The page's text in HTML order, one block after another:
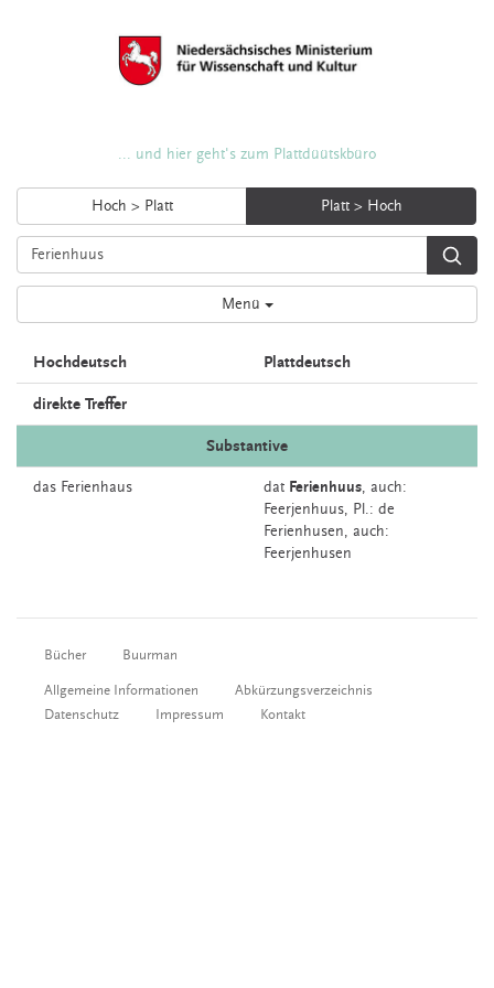
... und hier geht's zum Plattdüütskbüro
Hoch > Platt Platt > Hoch
Menü
Hochdeutsch Plattdeutsch
direkte Treffer
Substantive
das Ferienhaus dat Ferienhuus, auch:
Feerjenhuus, Pl.: de
Ferienhusen, auch:
Feerjenhusen
Bücher Buurman
Allgemeine Informationen
Abkürzungsverzeichnis
Datenschutz
Impressum Kontakt